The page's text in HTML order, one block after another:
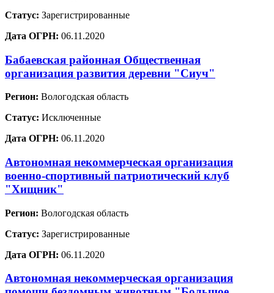
Статус: Зарегистрированные
Дата ОГРН: 06.11.2020
Бабаевская районная Общественная
организация развития деревни "Сиуч"
Регион: Вологодская область
Статус: Исключенные
Дата ОГРН: 06.11.2020
Автономная некоммерческая организация
военно-спортивный патриотический клуб
"Хищник"
Регион: Вологодская область
Статус: Зарегистрированные
Дата ОГРН: 06.11.2020
Автономная некоммерческая организация